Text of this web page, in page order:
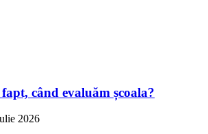
când evaluăm școala?
2026